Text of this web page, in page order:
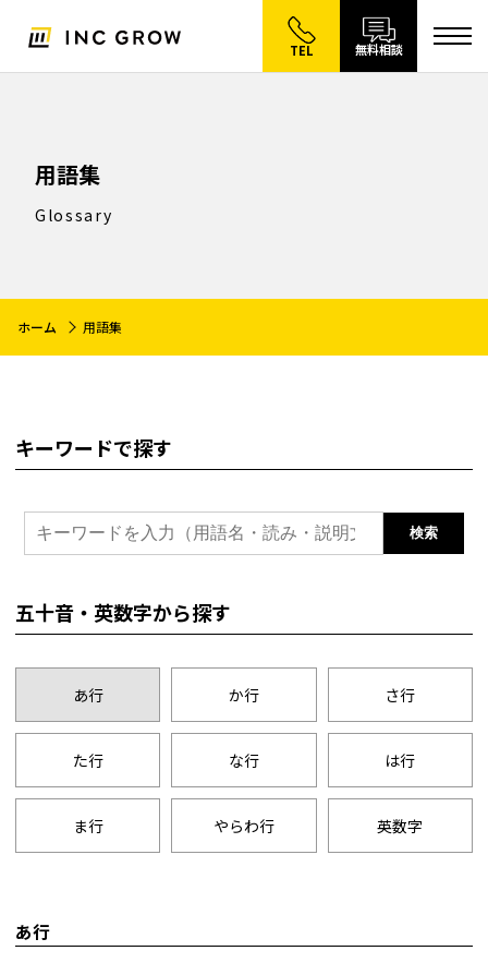
TEL 無料相談
用語集
Glossary
ホーム 用語集
キーワードで探す
検索
五十音・英数字から探す
あ行 か行 さ行
た行 な行 は行
ま行 やらわ行 英数字
あ行